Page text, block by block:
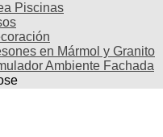
Piscinas
en Mármol y Granito
Ambiente Fachada